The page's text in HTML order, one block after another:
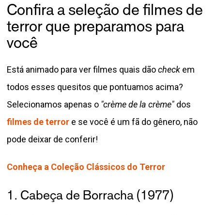
Confira a seleção de filmes de
terror que preparamos para
você
Está animado para ver filmes quais dãocheck em
todos esses quesitos que pontuamos acima?
Selecionamos apenas o "crème de la crème" dos
filmes de terror e se você é um fã do gênero, não
pode deixar de conferir!
Conheça a Coleção Clássicos do Terror
1. Cabeça de Borracha (1977)